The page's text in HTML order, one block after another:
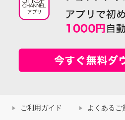
ご利用ガイド よくあるご